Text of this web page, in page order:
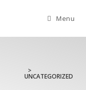
Menu
>
UNCATEGORIZED